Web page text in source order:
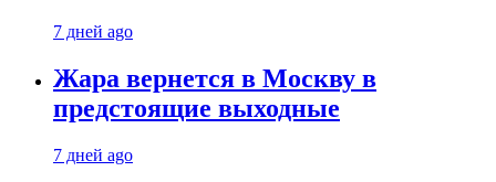
7 дней ago
Жара вернется в Москву в
предстоящие выходные
7 дней ago